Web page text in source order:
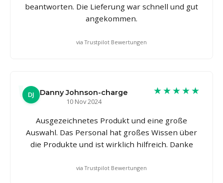
beantworten. Die Lieferung war schnell und gut
angekommen.
via Trustpilot Bewertungen
DJ
Danny Johnson-charge
10 Nov 2024
★★★★★
Ausgezeichnetes Produkt und eine große
Auswahl. Das Personal hat großes Wissen über
die Produkte und ist wirklich hilfreich. Danke
via Trustpilot Bewertungen